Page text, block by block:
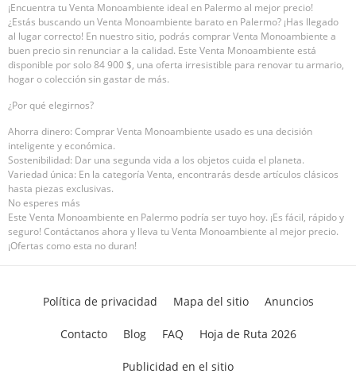
¡Encuentra tu Venta Monoambiente ideal en Palermo al mejor precio!
¿Estás buscando un Venta Monoambiente barato en Palermo? ¡Has llegado
al lugar correcto! En nuestro sitio, podrás comprar Venta Monoambiente a
buen precio sin renunciar a la calidad. Este Venta Monoambiente está
disponible por solo 84 900 $, una oferta irresistible para renovar tu armario,
hogar o colección sin gastar de más.
¿Por qué elegirnos?
Ahorra dinero: Comprar Venta Monoambiente usado es una decisión
inteligente y económica.
Sostenibilidad: Dar una segunda vida a los objetos cuida el planeta.
Variedad única: En la categoría Venta, encontrarás desde artículos clásicos
hasta piezas exclusivas.
No esperes más
Este Venta Monoambiente en Palermo podría ser tuyo hoy. ¡Es fácil, rápido y
seguro! Contáctanos ahora y lleva tu Venta Monoambiente al mejor precio.
¡Ofertas como esta no duran!
Política de privacidad Mapa del sitio Anuncios
Contacto Blog FAQ Hoja de Ruta 2026
Publicidad en el sitio